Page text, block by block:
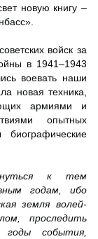
новую книгу –
войск за
в 1941–1943
воевать наши
новая техника,
армиями и
опытных
биографические
к тем
годам, ибо
земля волей-
проследить
годы события,